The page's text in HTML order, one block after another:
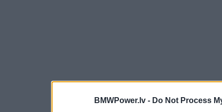
BMWPower.lv - Do Not Process